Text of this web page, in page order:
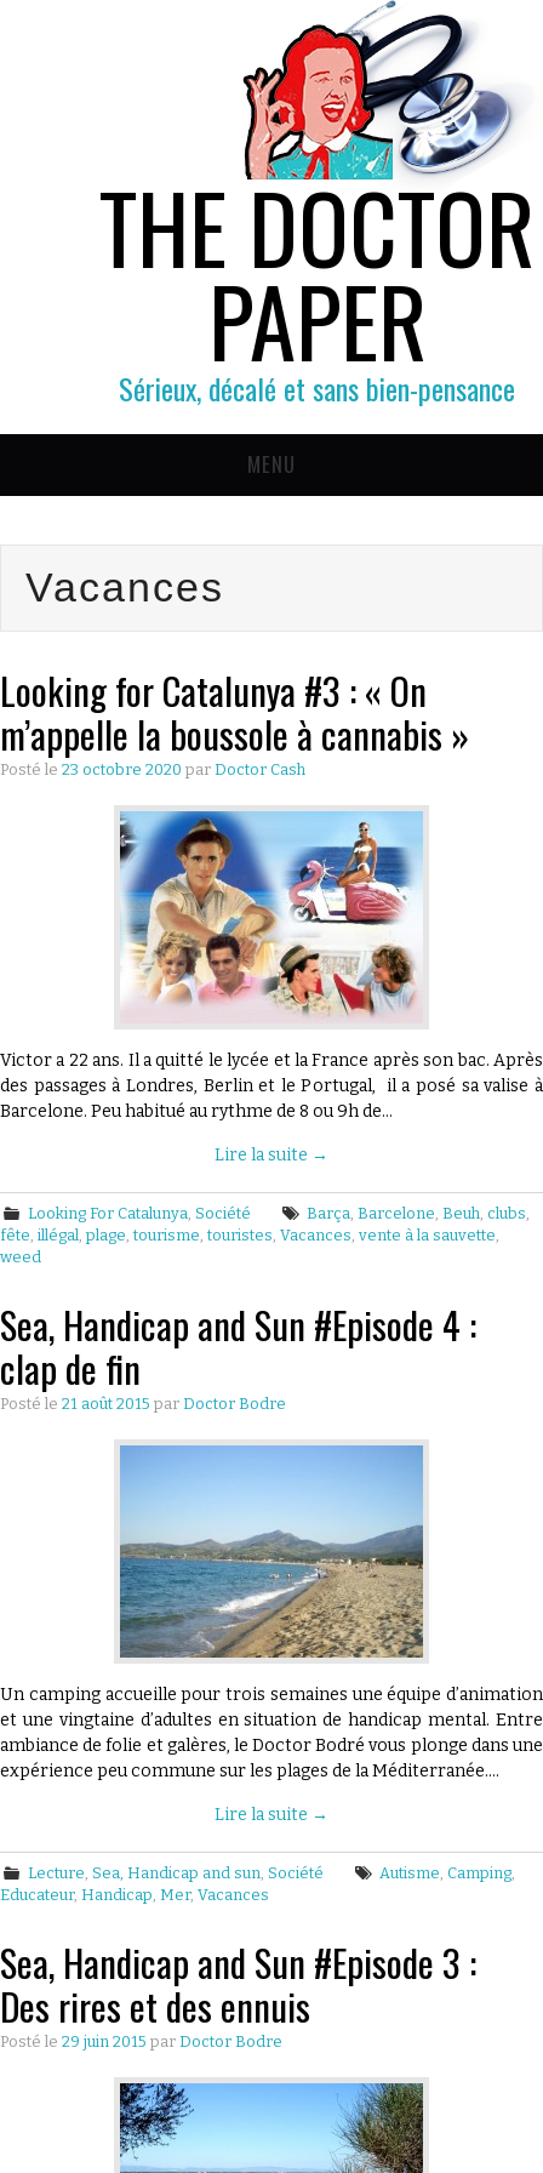
THE DOCTOR
PAPER
Sérieux, décalé et sans bien-pensance
MENU
CULTURE
LES GUIDES
PRATIQUES
BONS PLANS
LYONNAIS
QU’EST CE
QUE THE
DOCTOR
Vacances
Looking for Catalunya #3 : « On
m’appelle la boussole à cannabis »
Posté le 23 octobre 2020 par Doctor Cash
Victor a 22 ans. Il a quitté le lycée et la France après son bac. Après
des passages à Londres, Berlin et le Portugal, il a posé sa valise à
Barcelone. Peu habitué au rythme de 8 ou 9h de…
Lire la suite →
Looking For Catalunya,Société Barça,Barcelone,Beuh,clubs,
fête, illégal, plage,tourisme,touristes, Vacances, vente à la sauvette,
weed
Sea, Handicap and Sun #Episode 4 :
clap de fin
Posté le 21 août 2015 par Doctor Bodre
Un camping accueille pour trois semaines une équipe d’animation
et une vingtaine d’adultes en situation de handicap mental. Entre
ambiance de folie et galères, le Doctor Bodré vous plonge dans une
expérience peu commune sur les plages de la Méditerranée.…
Lire la suite →
Lecture,Sea, Handicap and sun,Société Autisme, Camping,
Educateur, Handicap, Mer, Vacances
Sea, Handicap and Sun #Episode 3 :
Des rires et des ennuis
Posté le 29 juin 2015 par Doctor Bodre